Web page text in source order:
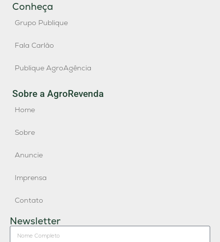
Conheça
Grupo Publique
Fala Carlão
Publique AgroAgência
Sobre a AgroRevenda
Home
Sobre
Anuncie
Imprensa
Contato
Newsletter